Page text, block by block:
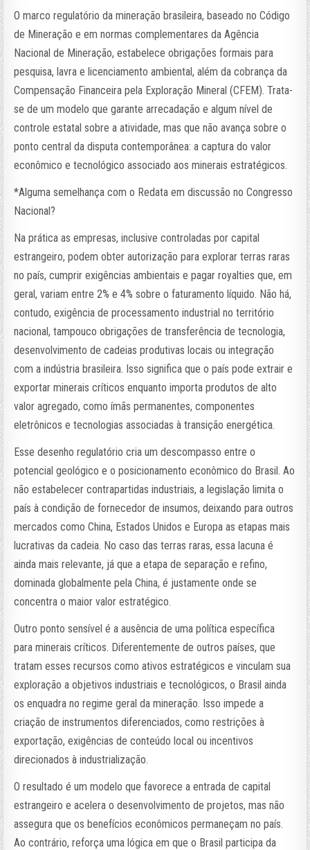
O marco regulatório da mineração brasileira, baseado no Código
de Mineração e em normas complementares da Agência
Nacional de Mineração, estabelece obrigações formais para
pesquisa, lavra e licenciamento ambiental, além da cobrança da
Compensação Financeira pela Exploração Mineral (CFEM). Trata-
se de um modelo que garante arrecadação e algum nível de
controle estatal sobre a atividade, mas que não avança sobre o
ponto central da disputa contemporânea: a captura do valor
econômico e tecnológico associado aos minerais estratégicos.
*Alguma semelhança com o Redata em discussão no Congresso
Nacional?
Na prática as empresas, inclusive controladas por capital
estrangeiro, podem obter autorização para explorar terras raras
no país, cumprir exigências ambientais e pagar royalties que, em
geral, variam entre 2% e 4% sobre o faturamento líquido. Não há,
contudo, exigência de processamento industrial no território
nacional, tampouco obrigações de transferência de tecnologia,
desenvolvimento de cadeias produtivas locais ou integração
com a indústria brasileira. Isso significa que o país pode extrair e
exportar minerais críticos enquanto importa produtos de alto
valor agregado, como ímãs permanentes, componentes
eletrônicos e tecnologias associadas à transição energética.
Esse desenho regulatório cria um descompasso entre o
potencial geológico e o posicionamento econômico do Brasil. Ao
não estabelecer contrapartidas industriais, a legislação limita o
país à condição de fornecedor de insumos, deixando para outros
mercados como China, Estados Unidos e Europa as etapas mais
lucrativas da cadeia. No caso das terras raras, essa lacuna é
ainda mais relevante, já que a etapa de separação e refino,
dominada globalmente pela China, é justamente onde se
concentra o maior valor estratégico.
Outro ponto sensível é a ausência de uma política específica
para minerais críticos. Diferentemente de outros países, que
tratam esses recursos como ativos estratégicos e vinculam sua
exploração a objetivos industriais e tecnológicos, o Brasil ainda
os enquadra no regime geral da mineração. Isso impede a
criação de instrumentos diferenciados, como restrições à
exportação, exigências de conteúdo local ou incentivos
direcionados à industrialização.
O resultado é um modelo que favorece a entrada de capital
estrangeiro e acelera o desenvolvimento de projetos, mas não
assegura que os benefícios econômicos permaneçam no país.
Ao contrário, reforça uma lógica em que o Brasil participa da